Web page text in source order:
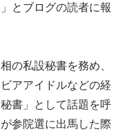
とブログの読者に報
の私設秘書を務め、
アアイドルなどの経
書」として話題を呼
参院選に出馬した際